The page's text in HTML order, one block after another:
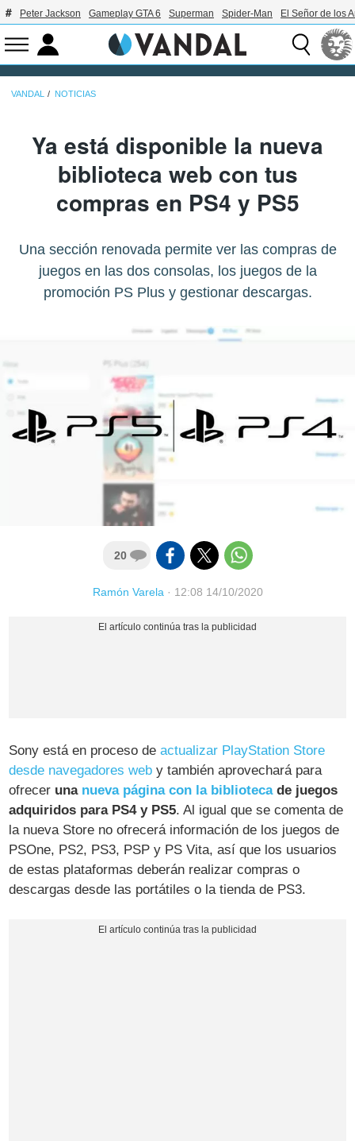
Peter Jackson Gameplay GTA 6 Superman Spider-Man El Señor de los
VANDAL NOTICIAS
Ya está disponible la nueva
biblioteca web con tus
compras en PS4 y PS5
Una sección renovada permite ver las compras de
juegos en las dos consolas, los juegos de la
promoción PS Plus y gestionar descargas.
20
Ramón Varela· 12:08 14/10/2020
Sony está en proceso deactualizar PlayStation Store
desde navegadores web y también aprovechará para
ofrecer una nueva página con la bibliotecade juegos
adquiridos para PS4 y PS5. Al igual que se comenta de
la nueva Store no ofrecerá información de los juegos de
PSOne, PS2, PS3, PSP y PS Vita, así que los usuarios
de estas plataformas deberán realizar compras o
descargas desde las portátiles o la tienda de PS3.